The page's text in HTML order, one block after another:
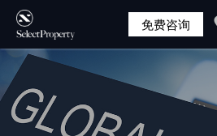
免费咨询